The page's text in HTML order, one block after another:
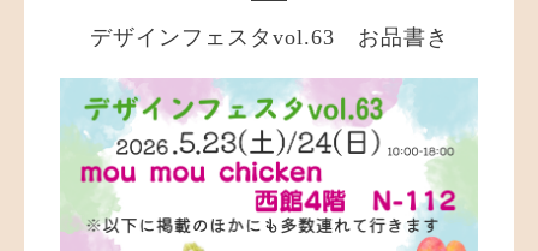
デザインフェスタvol.63 お品書き